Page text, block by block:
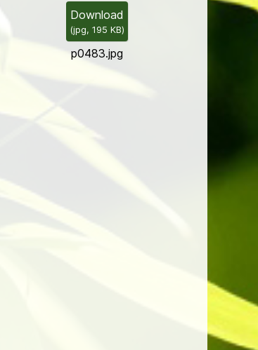
Download
(jpg, 195 KB)
p0483.jpg